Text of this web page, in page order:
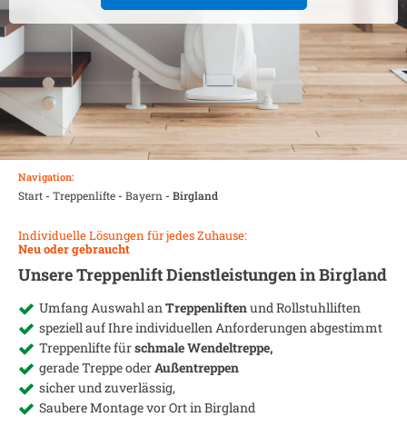
Navigation:
Start- Treppenlifte- Bayern - Birgland
Individuelle Lösungen für jedes Zuhause:
Neu oder gebraucht
Unsere Treppenlift Dienstleistungen inBirgland
Umfang Auswahl anTreppenliftenund Rollstuhlliften
speziell auf Ihre individuellen Anforderungen abgestimmt
Treppenlifte fürschmale Wendeltreppe,
gerade Treppe oderAußentreppen
sicher und zuverlässig,
Saubere Montage vor Ort inBirgland